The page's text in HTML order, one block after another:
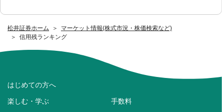
松井証券ホーム
マーケット情報(株式市況・株価検索など)
信用残ランキング
はじめての方へ
楽しむ・学ぶ 手数料